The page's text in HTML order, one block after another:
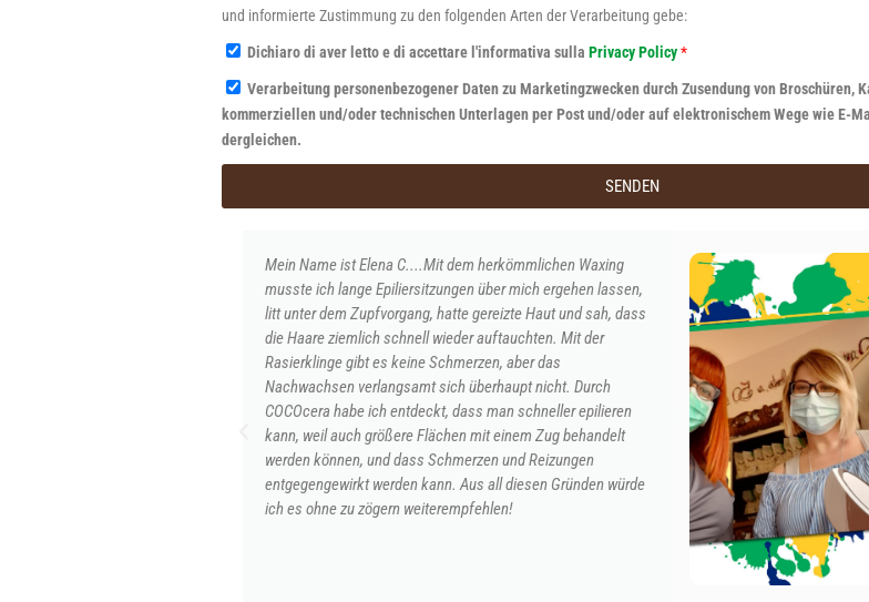
und informierte Zustimmung zu den folgenden Arten der Verarbeitung gebe:
Dichiaro di aver letto e di accettare l'informativa sulla Privacy Policy*
Verarbeitung personenbezogener Daten zu Marketingzwecken durch Zusendung von Broschüren,
kommerziellen und/oder technischen Unterlagen per Post und/oder auf elektronischem Wege wie E-
dergleichen.
SENDEN
Mein Name ist Elena C....Mit dem herkömmlichen Waxing
musste ich lange Epiliersitzungen über mich ergehen lassen,
litt unter dem Zupfvorgang, hatte gereizte Haut und sah, dass
die Haare ziemlich schnell wieder auftauchten. Mit der
Rasierklinge gibt es keine Schmerzen, aber das
Nachwachsen verlangsamt sich überhaupt nicht. Durch
COCOcera habe ich entdeckt, dass man schneller epilieren
kann, weil auch größere Flächen mit einem Zug behandelt
werden können, und dass Schmerzen und Reizungen
entgegengewirkt werden kann. Aus all diesen Gründen würde
ich es ohne zu zögern weiterempfehlen!